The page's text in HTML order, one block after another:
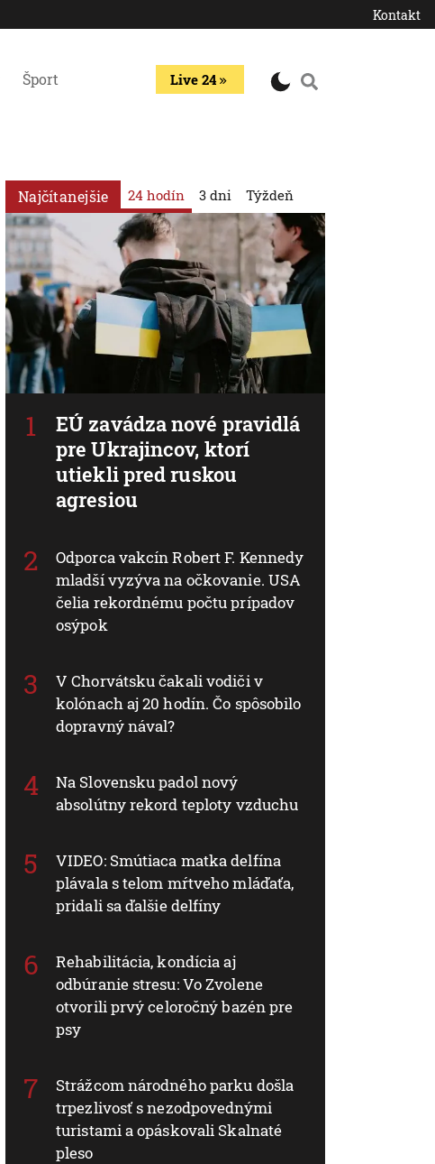
Kontakt
Šport Live 24
Najčítanejšie 24 hodín
EÚ zavádza nové pravidlá
pre Ukrajincov, ktorí
utiekli pred ruskou
agresiou
Odporca vakcín Robert F. Kennedy
mladší vyzýva na očkovanie. USA
čelia rekordnému počtu prípadov
osýpok
V Chorvátsku čakali vodiči v
kolónach aj 20 hodín. Čo spôsobilo
dopravný nával?
Na Slovensku padol nový
absolútny rekord teploty vzduchu
VIDEO: Smútiaca matka delfína
plávala s telom mŕtveho mláďaťa,
pridali sa ďalšie delfíny
Rehabilitácia, kondícia aj
odbúranie stresu: Vo Zvolene
otvorili prvý celoročný bazén pre
psy
Strážcom národného parku došla
trpezlivosť s nezodpovednými
turistami a opáskovali Skalnaté
pleso
3 dni Týždeň